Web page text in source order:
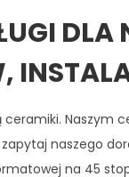
ceramiki.
naszego
na 45